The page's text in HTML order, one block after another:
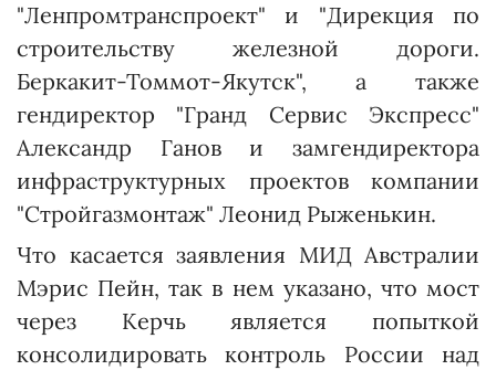
"Ленпромтранспроект" и "Дирекция по
строительству железной дороги.
Беркакит-Томмот-Якутск", а также
гендиректор "Гранд Сервис Экспресс"
Александр Ганов и замгендиректора
инфраструктурных проектов компании
"Стройгазмонтаж" Леонид Рыженькин.
Что касается заявления МИД Австралии
Мэрис Пейн, так в нем указано, что мост
через Керчь является попыткой
консолидировать контроль России над